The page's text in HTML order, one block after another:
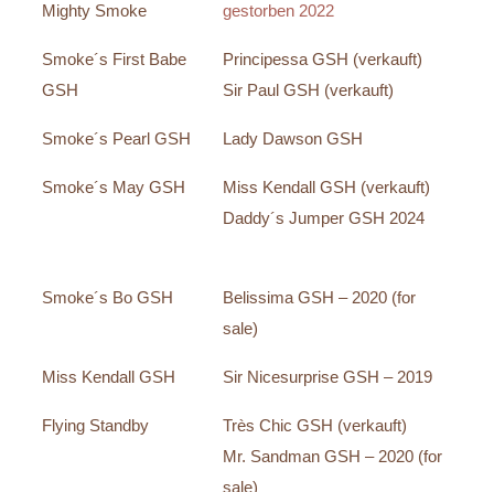
Mighty Smoke gestorben 2022
Smoke´s First Babe
GSH
Principessa GSH (verkauft)
Sir Paul GSH (verkauft)
Smoke´s Pearl GSH Lady Dawson GSH
Smoke´s May GSH
Miss Kendall GSH (verkauft)
Daddy´s Jumper GSH 2024
Smoke´s Bo GSH
Belissima GSH – 2020 (for
sale)
Miss Kendall GSH Sir Nicesurprise GSH – 2019
Flying Standby
Très Chic GSH (verkauft)
Mr. Sandman GSH – 2020 (for
sale)